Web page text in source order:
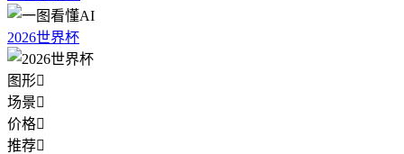
2026世界杯
图形
场景
价格
推荐